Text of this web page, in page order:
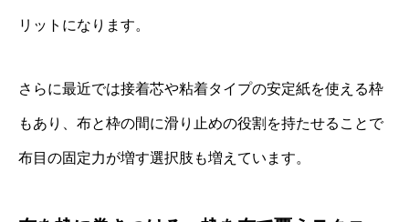
リットになります。
さらに最近では接着芯や粘着タイプの安定紙を使える枠
もあり、布と枠の間に滑り止めの役割を持たせることで
布目の固定力が増す選択肢も増えています。